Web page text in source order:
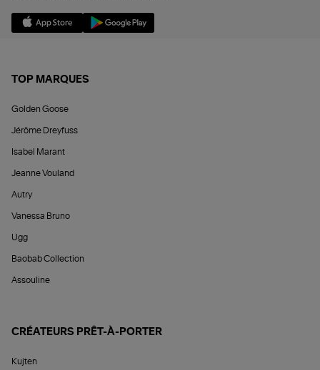
TOP MARQUES
Golden Goose
Jérôme Dreyfuss
Isabel Marant
Jeanne Vouland
Autry
Vanessa Bruno
Ugg
Baobab Collection
Assouline
CRÉATEURS PRÊT-À-PORTER
Kujten